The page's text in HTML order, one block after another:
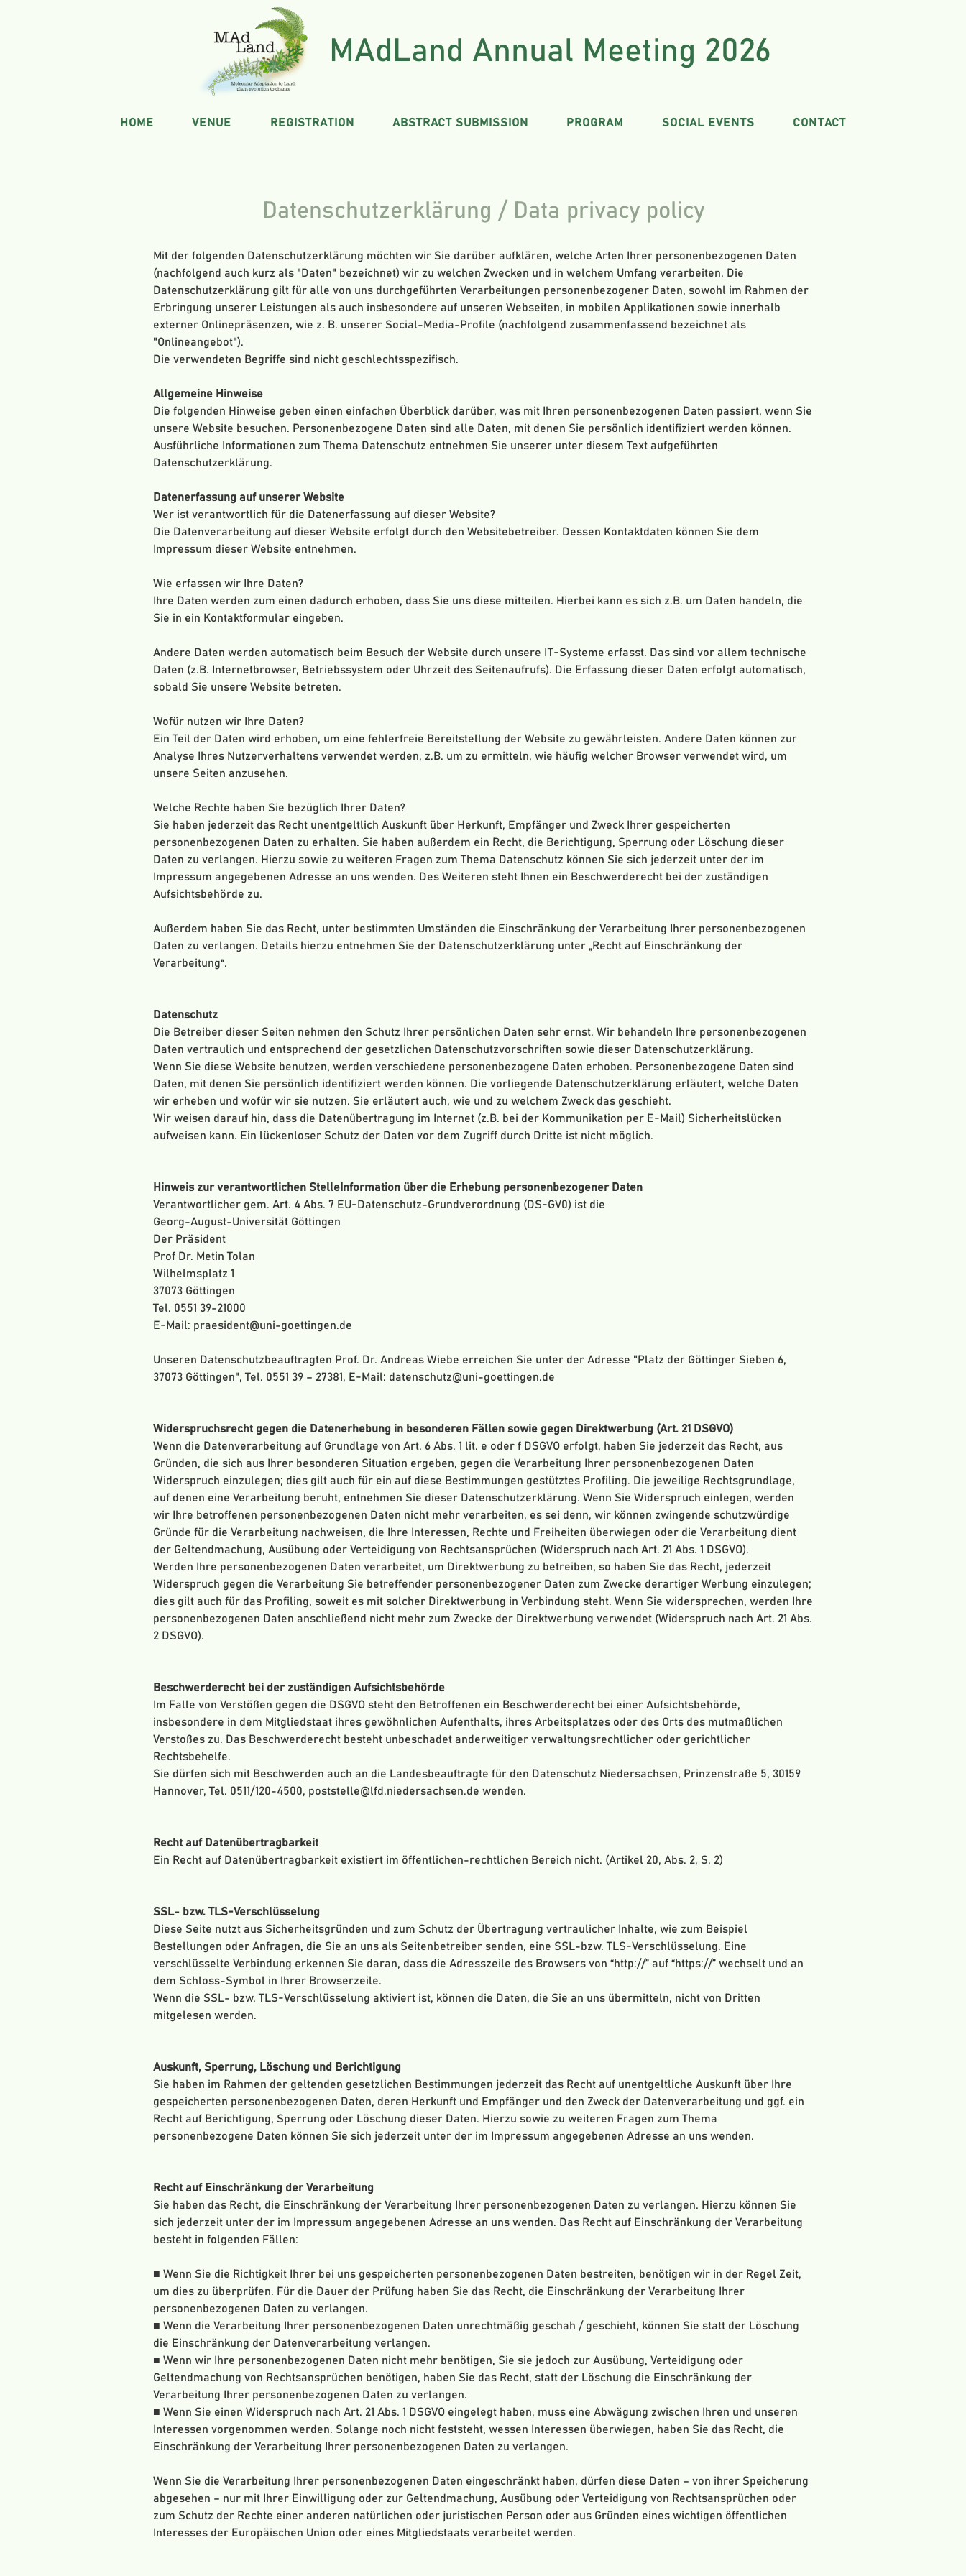
MAdLand Annual Meeting 2026
HOME VENUE REGISTRATION ABSTRACT SUBMISSION PROGRAM SOCIAL EVENTS CONTACT
Datenschutzerklärung / Data privacy policy
Mit der folgenden Datenschutzerklärung möchten wir Sie darüber aufklären, welche Arten Ihrer personenbezogenen Daten
(nachfolgend auch kurz als "Daten" bezeichnet) wir zu welchen Zwecken und in welchem Umfang verarbeiten. Die
Datenschutzerklärung gilt für alle von uns durchgeführten Verarbeitungen personenbezogener Daten, sowohl im Rahmen der
Erbringung unserer Leistungen als auch insbesondere auf unseren Webseiten, in mobilen Applikationen sowie innerhalb
externer Onlinepräsenzen, wie z. B. unserer Social-Media-Profile (nachfolgend zusammenfassend bezeichnet als
"Onlineangebot").
Die verwendeten Begriffe sind nicht geschlechtsspezifisch.
Allgemeine Hinweise
Die folgenden Hinweise geben einen einfachen Überblick darüber, was mit Ihren personenbezogenen Daten passiert, wenn Sie
unsere Website besuchen. Personenbezogene Daten sind alle Daten, mit denen Sie persönlich identifiziert werden können.
Ausführliche Informationen zum Thema Datenschutz entnehmen Sie unserer unter diesem Text aufgeführten
Datenschutzerklärung.
Datenerfassung auf unserer Website
Wer ist verantwortlich für die Datenerfassung auf dieser Website?
Die Datenverarbeitung auf dieser Website erfolgt durch den Websitebetreiber. Dessen Kontaktdaten können Sie dem
Impressum dieser Website entnehmen.
Wie erfassen wir Ihre Daten?
Ihre Daten werden zum einen dadurch erhoben, dass Sie uns diese mitteilen. Hierbei kann es sich z.B. um Daten handeln, die
Sie in ein Kontaktformular eingeben.
Andere Daten werden automatisch beim Besuch der Website durch unsere IT-Systeme erfasst. Das sind vor allem technische
Daten (z.B. Internetbrowser, Betriebssystem oder Uhrzeit des Seitenaufrufs). Die Erfassung dieser Daten erfolgt automatisch,
sobald Sie unsere Website betreten.
Wofür nutzen wir Ihre Daten?
Ein Teil der Daten wird erhoben, um eine fehlerfreie Bereitstellung der Website zu gewährleisten. Andere Daten können zur
Analyse Ihres Nutzerverhaltens verwendet werden, z.B. um zu ermitteln, wie häufig welcher Browser verwendet wird, um
unsere Seiten anzusehen.
Welche Rechte haben Sie bezüglich Ihrer Daten?
Sie haben jederzeit das Recht unentgeltlich Auskunft über Herkunft, Empfänger und Zweck Ihrer gespeicherten
personenbezogenen Daten zu erhalten. Sie haben außerdem ein Recht, die Berichtigung, Sperrung oder Löschung dieser
Daten zu verlangen. Hierzu sowie zu weiteren Fragen zum Thema Datenschutz können Sie sich jederzeit unter der im
Impressum angegebenen Adresse an uns wenden. Des Weiteren steht Ihnen ein Beschwerderecht bei der zuständigen
Aufsichtsbehörde zu.
Außerdem haben Sie das Recht, unter bestimmten Umständen die Einschränkung der Verarbeitung Ihrer personenbezogenen
Daten zu verlangen. Details hierzu entnehmen Sie der Datenschutzerklärung unter „Recht auf Einschränkung der
Verarbeitung“.
Datenschutz
Die Betreiber dieser Seiten nehmen den Schutz Ihrer persönlichen Daten sehr ernst. Wir behandeln Ihre personenbezogenen
Daten vertraulich und entsprechend der gesetzlichen Datenschutzvorschriften sowie dieser Datenschutzerklärung.
Wenn Sie diese Website benutzen, werden verschiedene personenbezogene Daten erhoben. Personenbezogene Daten sind
Daten, mit denen Sie persönlich identifiziert werden können. Die vorliegende Datenschutzerklärung erläutert, welche Daten
wir erheben und wofür wir sie nutzen. Sie erläutert auch, wie und zu welchem Zweck das geschieht.
Wir weisen darauf hin, dass die Datenübertragung im Internet (z.B. bei der Kommunikation per E-Mail) Sicherheitslücken
aufweisen kann. Ein lückenloser Schutz der Daten vor dem Zugriff durch Dritte ist nicht möglich.
Hinweis zur verantwortlichen StelleInformation über die Erhebung personenbezogener Daten
Verantwortlicher gem. Art. 4 Abs. 7 EU-Datenschutz-Grundverordnung (DS-GV0) ist die
Georg-August-Universität Göttingen
Der Präsident
Prof Dr. Metin Tolan
Wilhelmsplatz 1
37073 Göttingen
Tel. 0551 39-21000
E-Mail: praesident@uni-goettingen.de
Unseren Datenschutzbeauftragten Prof. Dr. Andreas Wiebe erreichen Sie unter der Adresse "Platz der Göttinger Sieben 6,
37073 Göttingen", Tel. 0551 39 – 27381, E-Mail: datenschutz@uni-goettingen.de
Widerspruchsrecht gegen die Datenerhebung in besonderen Fällen sowie gegen Direktwerbung (Art. 21 DSGVO)
Wenn die Datenverarbeitung auf Grundlage von Art. 6 Abs. 1 lit. e oder f DSGVO erfolgt, haben Sie jederzeit das Recht, aus
Gründen, die sich aus Ihrer besonderen Situation ergeben, gegen die Verarbeitung Ihrer personenbezogenen Daten
Widerspruch einzulegen; dies gilt auch für ein auf diese Bestimmungen gestütztes Profiling. Die jeweilige Rechtsgrundlage,
auf denen eine Verarbeitung beruht, entnehmen Sie dieser Datenschutzerklärung. Wenn Sie Widerspruch einlegen, werden
wir Ihre betroffenen personenbezogenen Daten nicht mehr verarbeiten, es sei denn, wir können zwingende schutzwürdige
Gründe für die Verarbeitung nachweisen, die Ihre Interessen, Rechte und Freiheiten überwiegen oder die Verarbeitung dient
der Geltendmachung, Ausübung oder Verteidigung von Rechtsansprüchen (Widerspruch nach Art. 21 Abs. 1 DSGVO).
Werden Ihre personenbezogenen Daten verarbeitet, um Direktwerbung zu betreiben, so haben Sie das Recht, jederzeit
Widerspruch gegen die Verarbeitung Sie betreffender personenbezogener Daten zum Zwecke derartiger Werbung einzulegen;
dies gilt auch für das Profiling, soweit es mit solcher Direktwerbung in Verbindung steht. Wenn Sie widersprechen, werden Ihre
personenbezogenen Daten anschließend nicht mehr zum Zwecke der Direktwerbung verwendet (Widerspruch nach Art. 21 Abs.
2 DSGVO).
Beschwerderecht bei der zuständigen Aufsichtsbehörde
Im Falle von Verstößen gegen die DSGVO steht den Betroffenen ein Beschwerderecht bei einer Aufsichtsbehörde,
insbesondere in dem Mitgliedstaat ihres gewöhnlichen Aufenthalts, ihres Arbeitsplatzes oder des Orts des mutmaßlichen
Verstoßes zu. Das Beschwerderecht besteht unbeschadet anderweitiger verwaltungsrechtlicher oder gerichtlicher
Rechtsbehelfe.
Sie dürfen sich mit Beschwerden auch an die Landesbeauftragte für den Datenschutz Niedersachsen, Prinzenstraße 5, 30159
Hannover, Tel. 0511/120-4500, poststelle@lfd.niedersachsen.de wenden.
Recht auf Datenübertragbarkeit
Ein Recht auf Datenübertragbarkeit existiert im öffentlichen-rechtlichen Bereich nicht. (Artikel 20, Abs. 2, S. 2)
SSL- bzw. TLS-Verschlüsselung
Diese Seite nutzt aus Sicherheitsgründen und zum Schutz der Übertragung vertraulicher Inhalte, wie zum Beispiel
Bestellungen oder Anfragen, die Sie an uns als Seitenbetreiber senden, eine SSL-bzw. TLS-Verschlüsselung. Eine
verschlüsselte Verbindung erkennen Sie daran, dass die Adresszeile des Browsers von “http://” auf “https://” wechselt und an
dem Schloss-Symbol in Ihrer Browserzeile.
Wenn die SSL- bzw. TLS-Verschlüsselung aktiviert ist, können die Daten, die Sie an uns übermitteln, nicht von Dritten
mitgelesen werden.
Auskunft, Sperrung, Löschung und Berichtigung
Sie haben im Rahmen der geltenden gesetzlichen Bestimmungen jederzeit das Recht auf unentgeltliche Auskunft über Ihre
gespeicherten personenbezogenen Daten, deren Herkunft und Empfänger und den Zweck der Datenverarbeitung und ggf. ein
Recht auf Berichtigung, Sperrung oder Löschung dieser Daten. Hierzu sowie zu weiteren Fragen zum Thema
personenbezogene Daten können Sie sich jederzeit unter der im Impressum angegebenen Adresse an uns wenden.
Recht auf Einschränkung der Verarbeitung
Sie haben das Recht, die Einschränkung der Verarbeitung Ihrer personenbezogenen Daten zu verlangen. Hierzu können Sie
sich jederzeit unter der im Impressum angegebenen Adresse an uns wenden. Das Recht auf Einschränkung der Verarbeitung
besteht in folgenden Fällen:
■ Wenn Sie die Richtigkeit Ihrer bei uns gespeicherten personenbezogenen Daten bestreiten, benötigen wir in der Regel Zeit,
um dies zu überprüfen. Für die Dauer der Prüfung haben Sie das Recht, die Einschränkung der Verarbeitung Ihrer
personenbezogenen Daten zu verlangen.
■ Wenn die Verarbeitung Ihrer personenbezogenen Daten unrechtmäßig geschah / geschieht, können Sie statt der Löschung
die Einschränkung der Datenverarbeitung verlangen.
■ Wenn wir Ihre personenbezogenen Daten nicht mehr benötigen, Sie sie jedoch zur Ausübung, Verteidigung oder
Geltendmachung von Rechtsansprüchen benötigen, haben Sie das Recht, statt der Löschung die Einschränkung der
Verarbeitung Ihrer personenbezogenen Daten zu verlangen.
■ Wenn Sie einen Widerspruch nach Art. 21 Abs. 1 DSGVO eingelegt haben, muss eine Abwägung zwischen Ihren und unseren
Interessen vorgenommen werden. Solange noch nicht feststeht, wessen Interessen überwiegen, haben Sie das Recht, die
Einschränkung der Verarbeitung Ihrer personenbezogenen Daten zu verlangen.
Wenn Sie die Verarbeitung Ihrer personenbezogenen Daten eingeschränkt haben, dürfen diese Daten – von ihrer Speicherung
abgesehen – nur mit Ihrer Einwilligung oder zur Geltendmachung, Ausübung oder Verteidigung von Rechtsansprüchen oder
zum Schutz der Rechte einer anderen natürlichen oder juristischen Person oder aus Gründen eines wichtigen öffentlichen
Interesses der Europäischen Union oder eines Mitgliedstaats verarbeitet werden.